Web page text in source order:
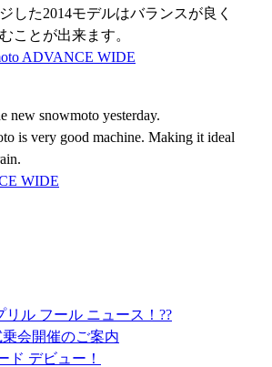
した2014モデルはバランスが良く
ことが出来ます。
ADVANCE WIDE
new snowmoto yesterday.
is very good machine. Making it ideal
WIDE
リル フール ニュース！??
会開催のご案内
ド デビュー！